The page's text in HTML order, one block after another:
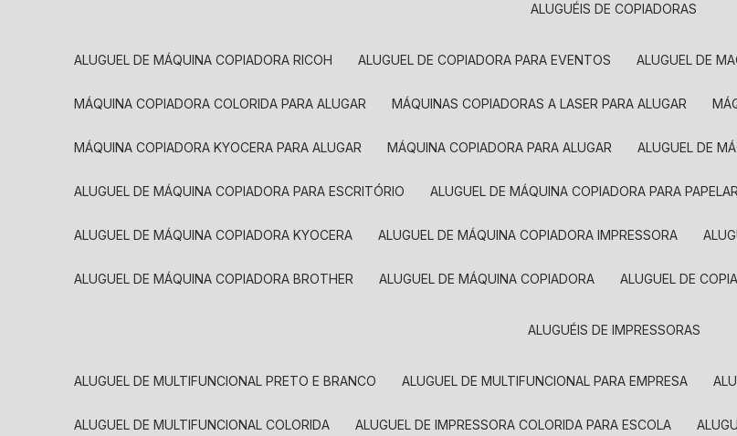
ALUGUÉIS DE COPIADORAS
ALUGUEL DE MÁQUINA COPIADORA RICOH ALUGUEL DE COPIADORA PARA EVENTOS ALUGUEL DE
MÁQUINA COPIADORA COLORIDA PARA ALUGAR MÁQUINAS COPIADORAS A LASER PARA ALUGAR
MÁQUINA COPIADORA KYOCERA PARA ALUGAR MÁQUINA COPIADORA PARA ALUGAR ALUGUEL DE
ALUGUEL DE MÁQUINA COPIADORA PARA ESCRITÓRIO ALUGUEL DE MÁQUINA COPIADORA PARA
ALUGUEL DE MÁQUINA COPIADORA KYOCERA ALUGUEL DE MÁQUINA COPIADORA IMPRESSORA
ALUGUEL DE MÁQUINA COPIADORA BROTHER ALUGUEL DE MÁQUINA COPIADORA ALUGUEL DE
ALUGUÉIS DE IMPRESSORAS
ALUGUEL DE MULTIFUNCIONAL PRETO E BRANCO ALUGUEL DE MULTIFUNCIONAL PARA EMPRESA
ALUGUEL DE MULTIFUNCIONAL COLORIDA ALUGUEL DE IMPRESSORA COLORIDA PARA ESCOLA